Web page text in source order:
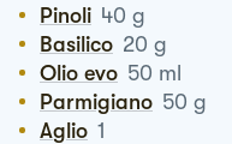
Pinoli 40 g
Basilico 20 g
Olio evo 50 ml
Parmigiano 50 g
Aglio 1